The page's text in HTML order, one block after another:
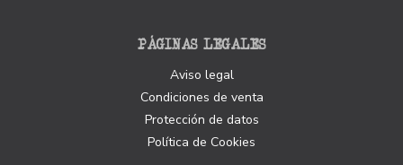
PÁGINAS LEGALES
Aviso legal
Condiciones de venta
Protección de datos
Política de Cookies